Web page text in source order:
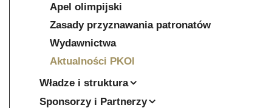
Apel olimpijski
Zasady przyznawania patronatów
Wydawnictwa
Aktualności PKOl
Władze i struktura
Sponsorzy i Partnerzy